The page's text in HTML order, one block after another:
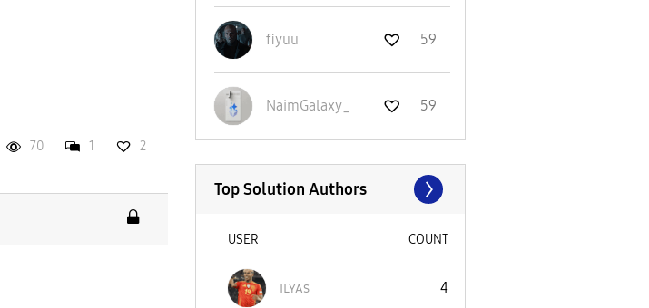
70 1 2
fiyuu 59
NaimGalaxy_ 59
Top Solution Authors
USER COUNT
ɪʟʏᴀs 4